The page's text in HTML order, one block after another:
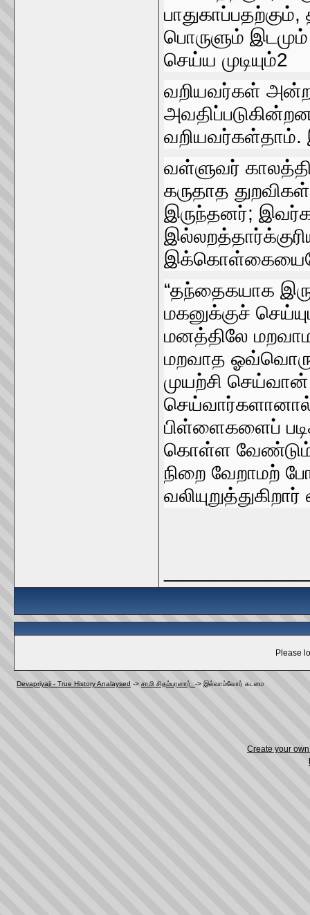
பொருளும்‌
செய்ய முடியும்‌2
வறியவர்கள்‌
வறியவர்கள்தாம்‌.
வள்ளுவர்‌
கருதாத
இருந்தனர்‌;
“தந்தைகயாக
மகனுக்குச்‌
மனத்திலே
மறவாத
முயற்சி
பிள்ளைகளைப்‌
கொள்ள வேண்டும்‌
நிறை வேறாமற்‌
Please
Devapriyaji - True History Analaysed -> சாமி சிதம்பரனார். -> இல்வாம்வோர்‌ கடமை
Create your